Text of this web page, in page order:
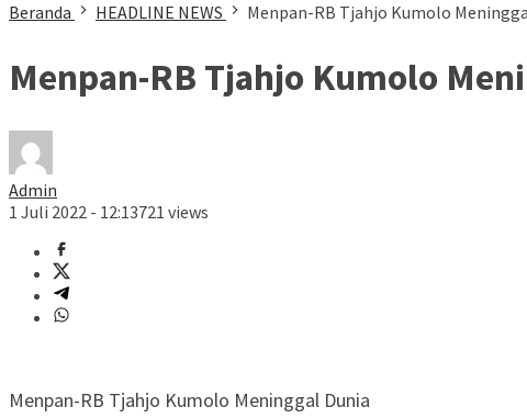
Beranda HEADLINE NEWS Menpan-RB Tjahjo Kumolo
Menpan-RB Tjahjo Kumolo
Admin
1 Juli 2022 - 12:13721 views
Menpan-RB Tjahjo Kumolo Meninggal Dunia